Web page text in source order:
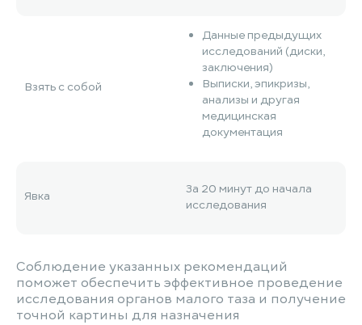
Взять с собой
Данные предыдущих
исследований (диски,
заключения)
Выписки, эпикризы,
анализы и другая
медицинская
документация
Явка
За 20 минут до начала
исследования
Соблюдение указанных рекомендаций
поможет обеспечить эффективное проведение
исследования органов малого таза и получение
точной картины для назначения